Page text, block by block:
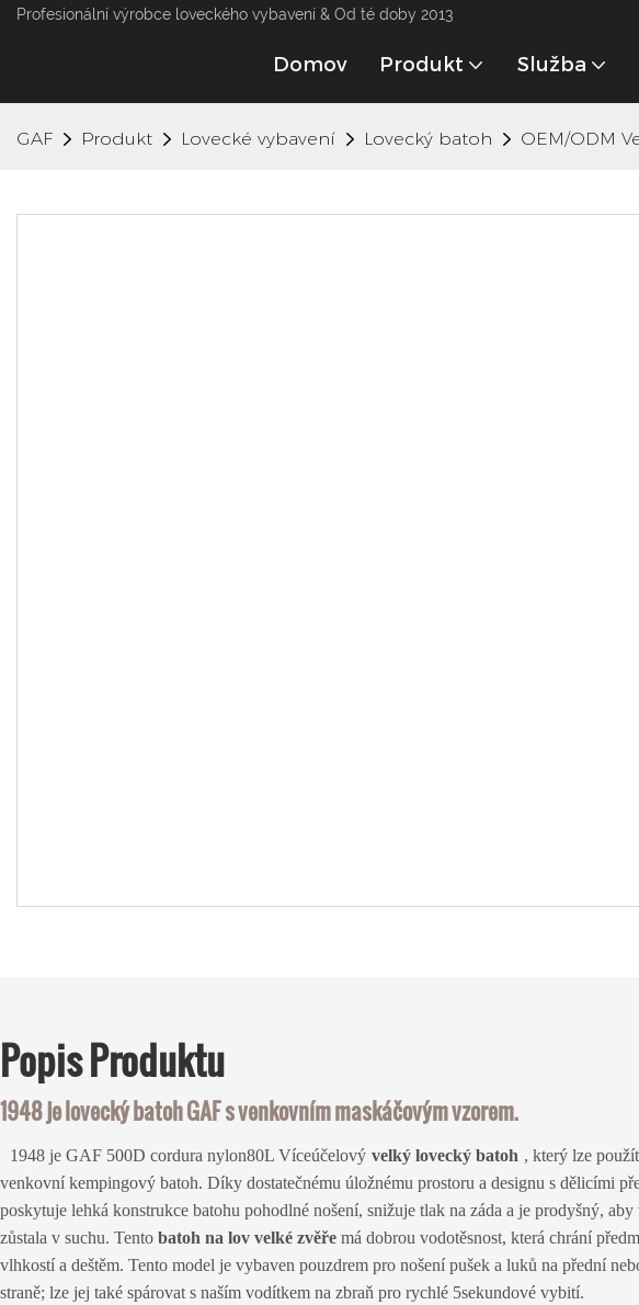
Profesionální výrobce loveckého vybavení & Od té doby 2013
Domov Produkt Služba
GAF Produkt Lovecké vybavení Lovecký batoh OEM/ODM
PopisProduktu
1948 je lovecký batoh GAF s venkovním maskáčovým vzorem.
1948 je GAF 500D cordura nylon80L Víceúčelový velký lovecký batoh , který lze
venkovní kempingový batoh. Díky dostatečnému úložnému prostoru a designu s dělicími
poskytuje lehká konstrukce batohu pohodlné nošení, snižuje tlak na záda a je prodyšný, aby
zůstala v suchu. Tento batoh na lov velké zvěře má dobrou vodotěsnost, která chrání
vlhkostí a deštěm. Tento model je vybaven pouzdrem pro nošení pušek a luků na přední
straně; lze jej také spárovat s naším vodítkem na zbraň pro rychlé 5sekundové vybití.